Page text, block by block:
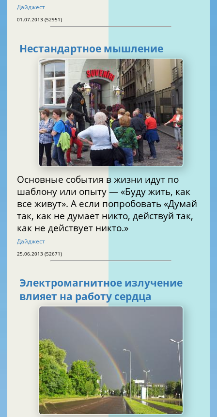
Дайджест
01.07.2013 (52951)
Нестандартное мышление
Основные события в жизни идут по
шаблону или опыту — «Буду жить, как
все живут». А если попробовать «Думай
так, как не думает никто, действуй так,
как не действует никто.»
Дайджест
25.06.2013 (52671)
Электромагнитное излучение
влияет на работу сердца